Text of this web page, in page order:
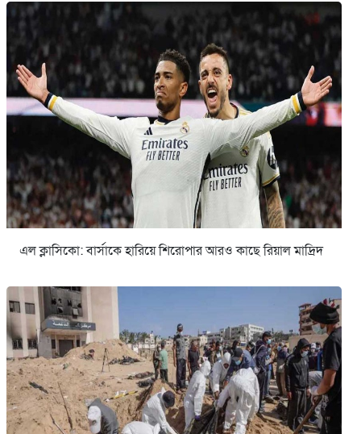
এল ক্লাসিকো: বার্সাকে হারিয়ে শিরোপার আরও কাছে রিয়াল মাদ্রিদ